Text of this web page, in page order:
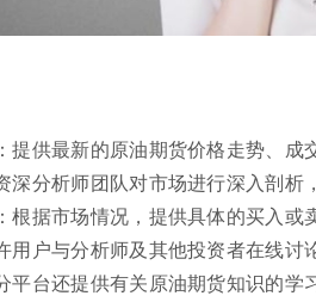
提供最新的原油期货价格走势、成
深分析师团队对市场进行深入剖析
根据市场情况，提供具体的买入或
用户与分析师及其他投资者在线讨
平台还提供有关原油期货知识的学